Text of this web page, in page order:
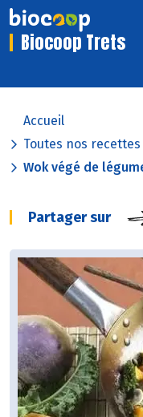
Biocoop Trets
Accueil
Toutes nos recettes
Wok végé de
Partager sur